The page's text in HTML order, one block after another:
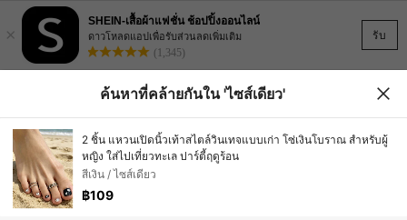
รับ
×
SHEIN-เสื้อผ้าแฟชั่น ช้อปปิ้งออนไลน์
ดาวโหลดแอปเพื่อรับส่วนลดเพิ่มเติม
(1,345)
ค้นหาที่คล้ายกันใน 'ไซส์เดียว'
2 ชิ้น แหวนเปิดนิ้วเท้าสไตล์วินเทจแบบเก่า โซ่เงินโบราณ สำหรับผู้
หญิง ใส่ไปเที่ยวทะเล ปาร์ตี้ฤดูร้อน
สีเงิน / ไซส์เดียว
฿109